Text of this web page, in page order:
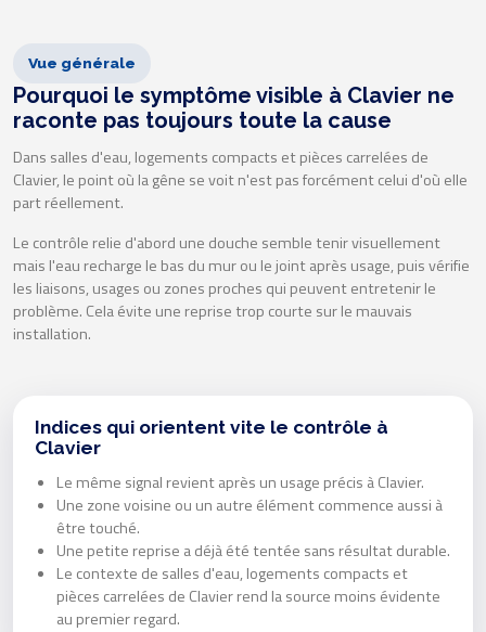
Vue générale
Pourquoi le symptôme visible à Clavier ne
raconte pas toujours toute la cause
Dans salles d'eau, logements compacts et pièces carrelées de
Clavier, le point où la gêne se voit n'est pas forcément celui d'où elle
part réellement.
Le contrôle relie d'abord une douche semble tenir visuellement
mais l'eau recharge le bas du mur ou le joint après usage, puis vérifie
les liaisons, usages ou zones proches qui peuvent entretenir le
problème. Cela évite une reprise trop courte sur le mauvais
installation.
Indices qui orientent vite le contrôle à
Clavier
Le même signal revient après un usage précis à Clavier.
Une zone voisine ou un autre élément commence aussi à
être touché.
Une petite reprise a déjà été tentée sans résultat durable.
Le contexte de salles d'eau, logements compacts et
pièces carrelées de Clavier rend la source moins évidente
au premier regard.